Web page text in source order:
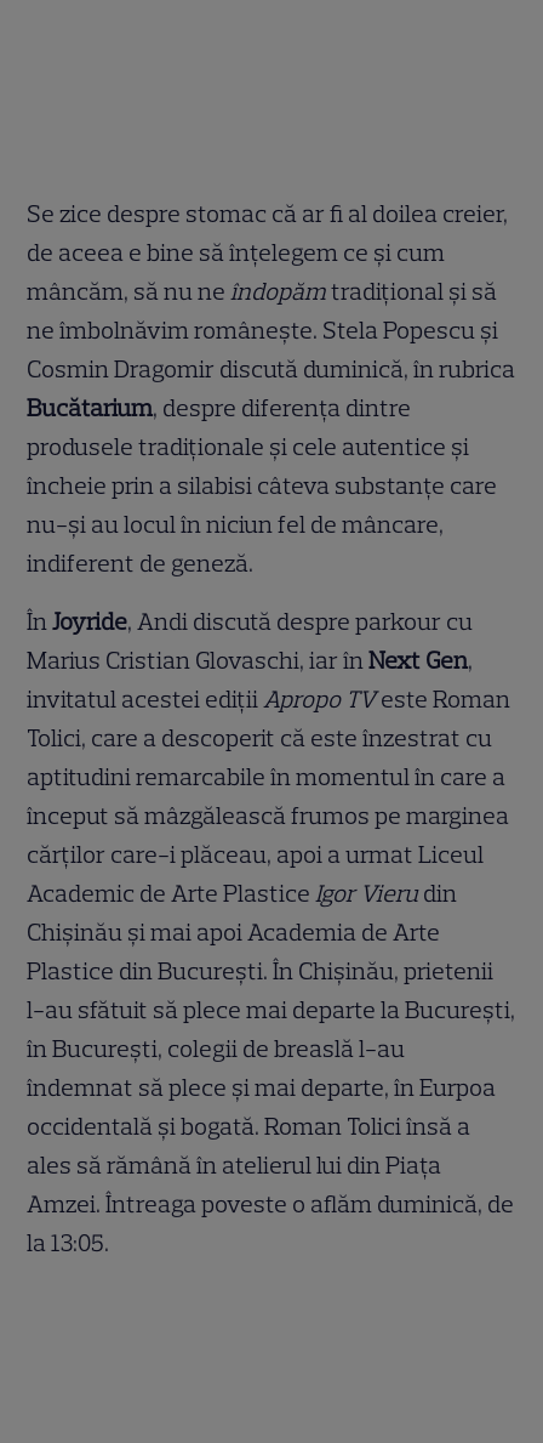
Se zice despre stomac că ar fi al doilea creier,
de aceea e bine să înțelegem ce și cum
mâncăm, să nu neîndopămtradițional și să
ne îmbolnăvim românește. Stela Popescu și
Cosmin Dragomir discută duminică, în rubrica
Bucătarium, despre diferența dintre
produsele tradiționale și cele autentice și
încheie prin a silabisi câteva substanțe care
nu-și au locul în niciun fel de mâncare,
indiferent de geneză.
ÎnJoyride, Andi discută despre parkour cu
Marius Cristian Glovaschi, iar înNext Gen,
invitatul acestei edițiiApropo TVeste Roman
Tolici, care a descoperit că este înzestrat cu
aptitudini remarcabile în momentul în care a
început să mâzgălească frumos pe marginea
cărților care-i plăceau, apoi a urmat Liceul
Academic de Arte PlasticeIgor Vierudin
Chișinău și mai apoi Academia de Arte
Plastice din București. În Chișinău, prietenii
l-au sfătuit să plece mai departe la București,
în București, colegii de breaslă l-au
îndemnat să plece și mai departe, în Eurpoa
occidentală și bogată. Roman Tolici însă a
ales să rămână în atelierul lui din Piața
Amzei. Întreaga poveste o aflăm duminică, de
la 13:05.